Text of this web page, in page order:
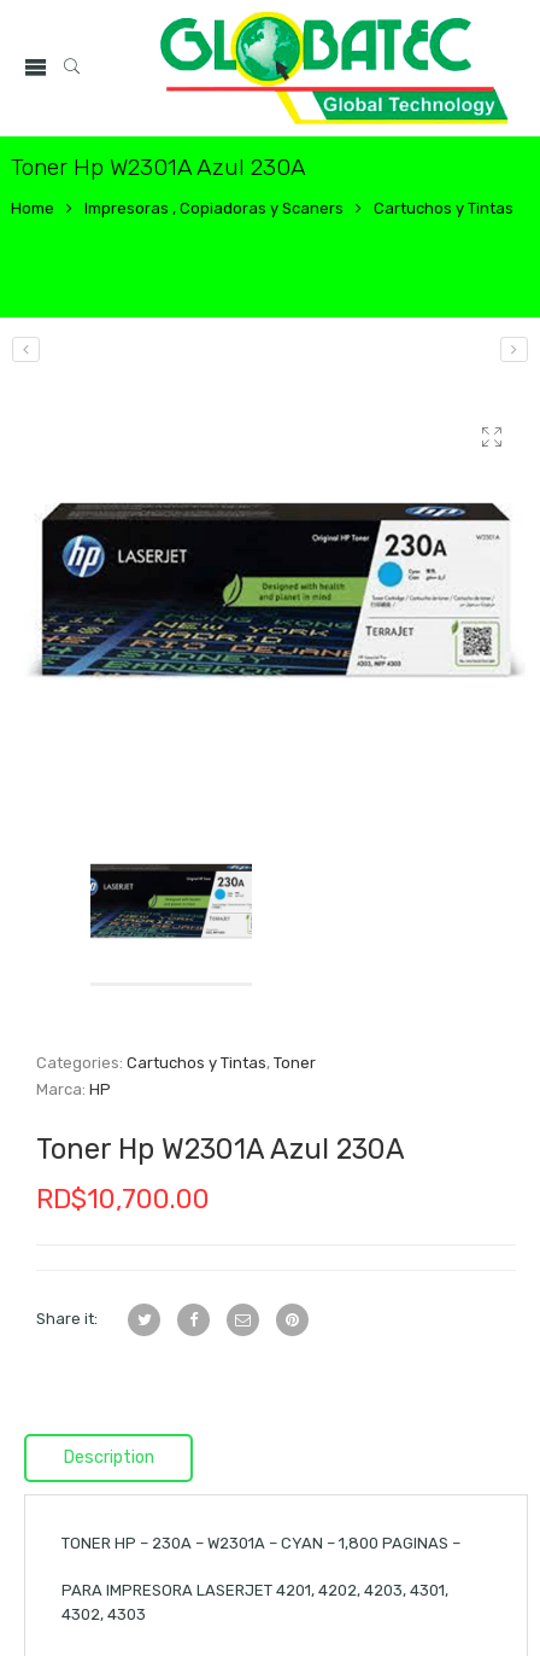
Toner Hp W2301A Azul 230A
Home Impresoras , Copiadoras y Scaners Cartuchos y Tintas
Categories:Cartuchos y Tintas,Toner
Marca:HP
Toner Hp W2301A Azul 230A
RD$10,700.00
Share it:
Description
TONER HP – 230A – W2301A – CYAN – 1,800 PAGINAS –
PARA IMPRESORA LASERJET 4201, 4202, 4203, 4301,
4302, 4303